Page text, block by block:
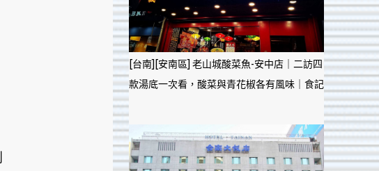
[台南][安南區] 老山城酸菜魚-安中店｜二訪四
款湯底一次看，酸菜與青花椒各有風味｜食記